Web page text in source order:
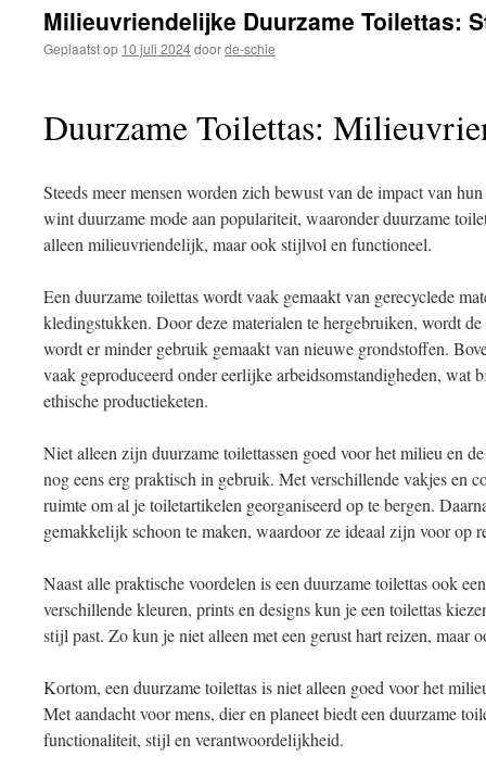
Milieuvriendelijke Duurzame Toilettas:
Geplaatst op 10 juli 2024doorde-schie
Duurzame Toilettas:
Steeds meer mensen worden zich bewust van de impact van
wint duurzame mode aan populariteit, waaronder duurzame
alleen milieuvriendelijk, maar ook stijlvol en functioneel.
Een duurzame toilettas wordt vaak gemaakt van gerecyclede
kledingstukken. Door deze materialen te hergebruiken, wordt
wordt er minder gebruik gemaakt van nieuwe grondstoffen.
vaak geproduceerd onder eerlijke arbeidsomstandigheden, wat
ethische productieketen.
Niet alleen zijn duurzame toilettassen goed voor het milieu en
nog eens erg praktisch in gebruik. Met verschillende vakjes en
ruimte om al je toiletartikelen georganiseerd op te bergen.
gemakkelijk schoon te maken, waardoor ze ideaal zijn voor op
Naast alle praktische voordelen is een duurzame toilettas ook
verschillende kleuren, prints en designs kun je een toilettas
stijl past. Zo kun je niet alleen met een gerust hart reizen, maar
Kortom, een duurzame toilettas is niet alleen goed voor het
Met aandacht voor mens, dier en planeet biedt een duurzame
functionaliteit, stijl en verantwoordelijkheid.